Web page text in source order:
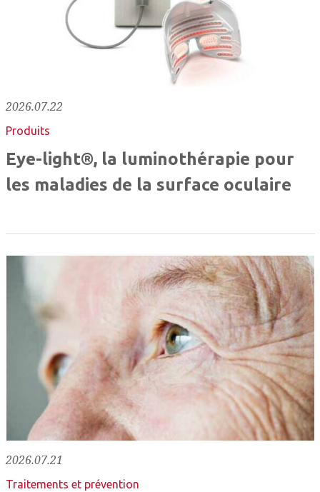
2026.07.22
Produits
Eye-light®, la luminothérapie pour
les maladies de la surface oculaire
2026.07.21
Traitements et prévention